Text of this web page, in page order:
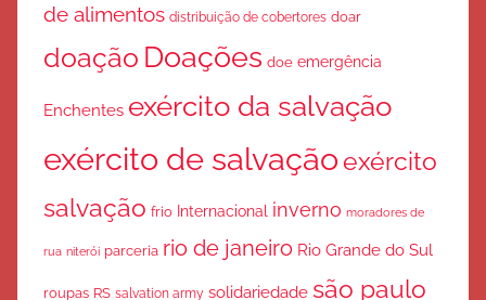
de alimentos distribuição de cobertores doar
doação Doações doe emergência
Enchentes exército da salvação
exército de salvaçãoexército
salvação frio Internacional inverno moradores de
rua niterói parceria rio de janeiro Rio Grande do Sul
roupas RS salvation army solidariedade são paulo